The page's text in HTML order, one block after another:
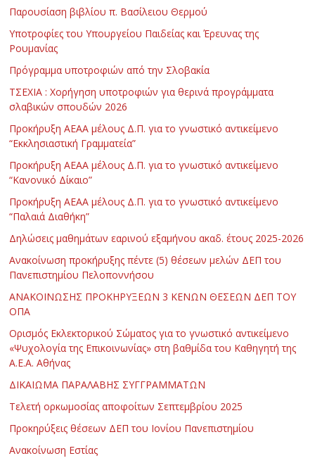
Παρουσίαση βιβλίου π. Βασίλειου Θερμού
Υποτροφίες του Υπουργείου Παιδείας και Έρευνας της
Ρουμανίας
Πρόγραμμα υποτροφιών από την Σλοβακία
ΤΣΕΧΙΑ : Χορήγηση υποτροφιών για θερινά προγράμματα
σλαβικών σπουδών 2026
Προκήρυξη ΑΕΑΑ μέλους Δ.Π. για το γνωστικό αντικείμενο
“Εκκλησιαστική Γραμματεία”
Προκήρυξη ΑΕΑΑ μέλους Δ.Π. για το γνωστικό αντικείμενο
“Κανονικό Δίκαιο”
Προκήρυξη ΑΕΑΑ μέλους Δ.Π. για το γνωστικό αντικείμενο
“Παλαιά Διαθήκη”
Δηλώσεις μαθημάτων εαρινού εξαμήνου ακαδ. έτους 2025-2026
Ανακοίνωση προκήρυξης πέντε (5) θέσεων μελών ΔΕΠ του
Πανεπιστημίου Πελοποννήσου
ΑΝΑΚΟΙΝΩΣΗΣ ΠΡΟΚΗΡΥΞΕΩΝ 3 ΚΕΝΩΝ ΘΕΣΕΩΝ ΔΕΠ ΤΟΥ
ΟΠΑ
Ορισμός Εκλεκτορικού Σώματος για το γνωστικό αντικείμενο
«Ψυχολογία της Επικοινωνίας» στη βαθμίδα του Καθηγητή της
Α.Ε.Α. Αθήνας
ΔΙΚΑΙΩΜΑ ΠΑΡΑΛΑΒΗΣ ΣΥΓΓΡΑΜΜΑΤΩΝ
Τελετή ορκωμοσίας αποφοίτων Σεπτεμβρίου 2025
Προκηρύξεις θέσεων ΔΕΠ του Ιονίου Πανεπιστημίου
Ανακοίνωση Εστίας